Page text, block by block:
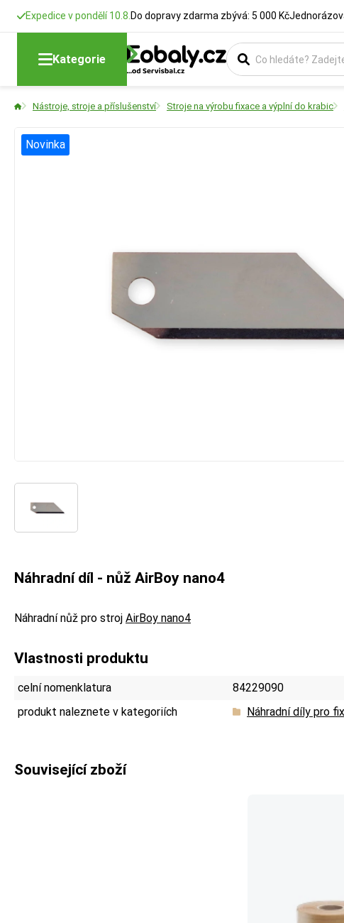
Expedice v pondělí 10.8. Do dopravy zdarma zbývá: 5 000 Kč
Kategorie
Nástroje, stroje a příslušenství Stroje na výrobu fixace a výplní do krabic
Novinka
Náhradní díl - nůž AirBoy nano4
Náhradní nůž pro stroj AirBoy nano4
Vlastnosti produktu
celní nomenklatura
84229090
produkt naleznete v kategoriích
Náhradní díly pro
Související zboží